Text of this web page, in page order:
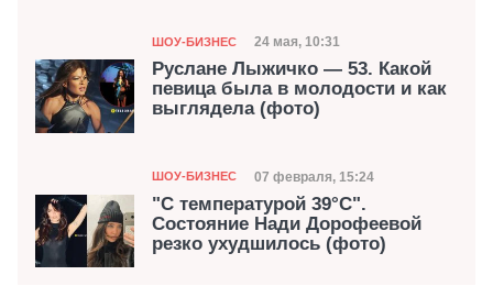
Категория
ШОУ-БИЗНЕС Дата публикации
24 мая, 10:31
Руслане Лыжичко — 53. Какой
певица была в молодости и как
выглядела (фото)
Категория
ШОУ-БИЗНЕС Дата публикации
07 февраля, 15:24
"С температурой 39°С".
Состояние Нади Дорофеевой
резко ухудшилось (фото)